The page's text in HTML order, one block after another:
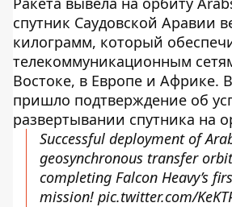
спутник Саудовской Аравии
килограмм, который
телекоммуникационным
Востоке, в Европе и Африке.
пришло подтверждение об
развертывании спутника на
Successful deployment of
geosynchronous transfer
completing Falcon Heavy’s
mission! pic.twitter.com/